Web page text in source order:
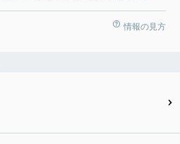
情報の見方